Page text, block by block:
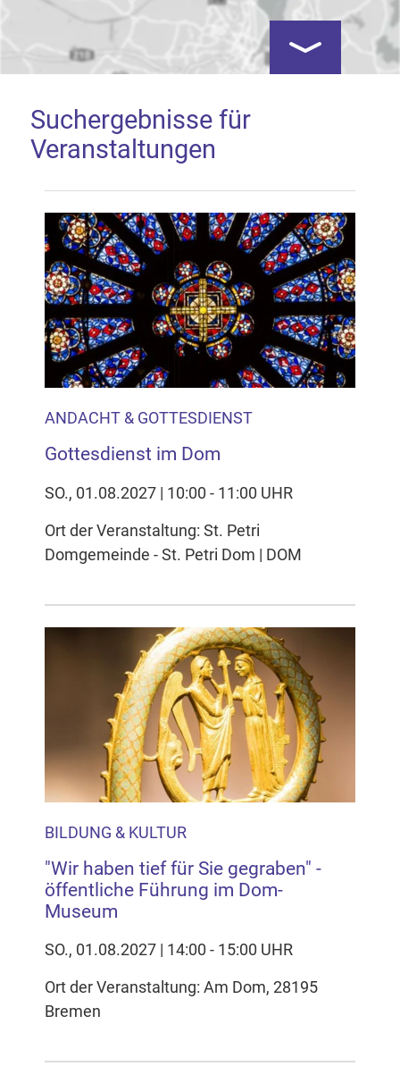
Google Map laden
Mit dem Laden der Karte akzeptieren Sie, dass die
Anwendung Google Maps beim Aktivieren von
Inhalten Cookies auf Ihrem Gerät setzt, z.B. zwecks
Reichweitenmessung und profilbasierter Werbung.
Näheres s.zur Datenschutzerklärung
Hier können Sie Ihre Cookie-
Einstellungen anpassen
Kartenansicht
Suchergebnisse für
Veranstaltungen
ANDACHT & GOTTESDIENST
Gottesdienst im Dom
SO., 01.08.2027 | 10:00 - 11:00 UHR
Ort der Veranstaltung: St. Petri
Domgemeinde - St. Petri Dom | DOM
BILDUNG & KULTUR
"Wir haben tief für Sie gegraben" -
öffentliche Führung im Dom-
Museum
SO., 01.08.2027 | 14:00 - 15:00 UHR
Ort der Veranstaltung: Am Dom, 28195
Bremen